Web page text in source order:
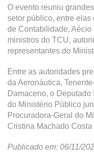
O evento reuniu
setor público, entre elas
de Contabilidade, Aécio
ministros do TCU,
representantes do
Entre as autoridades
da Aeronáutica,
Damaceno, o
do Ministério Público
Procuradora-Geral do
Cristina Machado Costa
Publicado em: 06/11/